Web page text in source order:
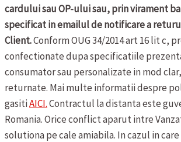
cardului sau OP-ului sau, prin virament
specificat in emailul de notificare a
Client.Conform OUG 34/2014 art 16 lit c,
confectionate dupa specificatiile
consumator sau personalizate in mod
returnate. Mai multe informatii despre
gasitiAICI.Contractul la distanta este
Romania. Orice conflict aparut intre
solutiona pe cale amiabila. In cazul in